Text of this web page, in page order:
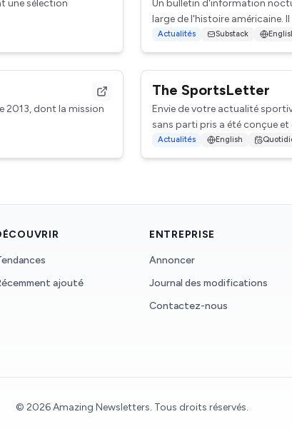
une sélection
Un bulletin d'information
large de l'histoire américaine.
Actualités Substack
2013, dont la mission
The SportsLetter
Envie de votre actualité
sans parti pris a été conçue et
Actualités English
ajouté
ENTREPRISE
Annoncer
Journal des modifications
Contactez-nous
© 2026Amazing Newsletters. Tous droits réservés.